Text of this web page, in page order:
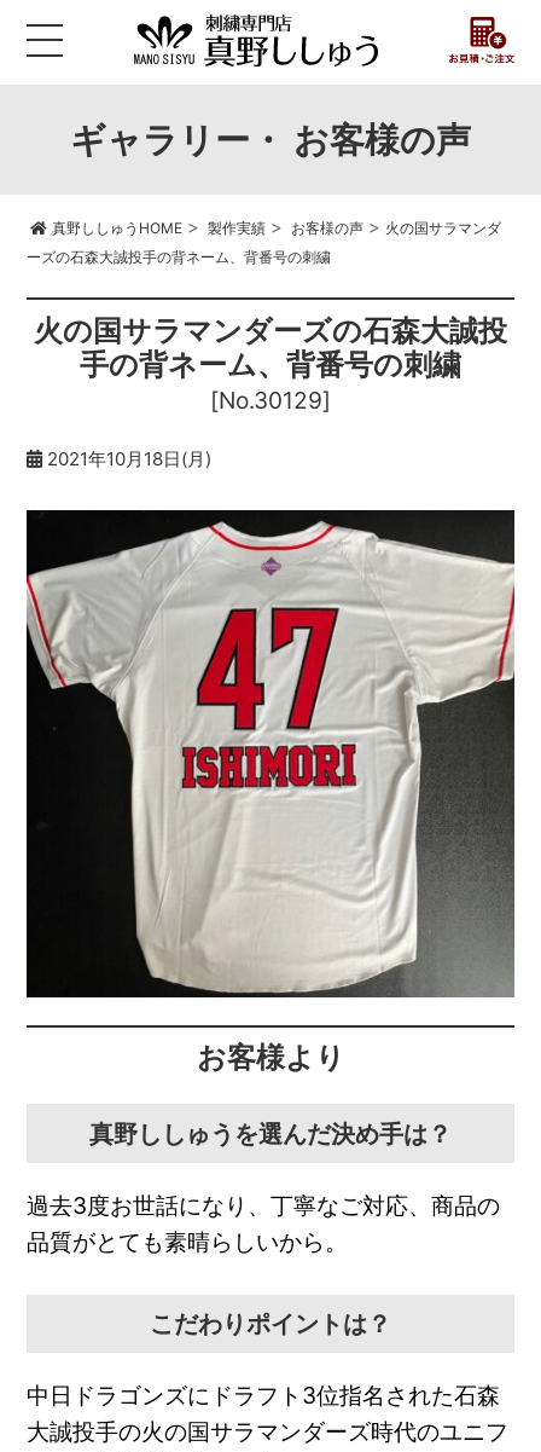
ギャラリー・ お客様の声
真野ししゅうHOME> 製作実績> お客様の声> 火の国サラマンダ
ーズの石森大誠投手の背ネーム、背番号の刺繍
火の国サラマンダーズの石森大誠投
手の背ネーム、背番号の刺繍
[No.30129]
2021年10月18日(月)
お客様より
真野ししゅうを選んだ決め手は？
過去3度お世話になり、丁寧なご対応、商品の
品質がとても素晴らしいから。
こだわりポイントは？
中日ドラゴンズにドラフト3位指名された石森
大誠投手の火の国サラマンダーズ時代のユニフ